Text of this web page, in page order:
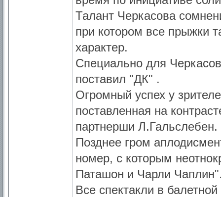
Талант Черкасова
при котором все прыжки
характер.
Специально для
поставил "ДК" .
Огромный успех у
поставленная на
партнерши Л.Гальслебен.
Позднее гром
номер, с которым
Паташон и Чарли
Все спектакли в